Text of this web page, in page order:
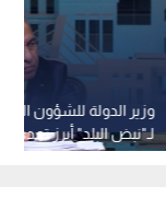
وزير الدولة للشؤون
لـ"نبض البلد" أبرز
الملكية العقارية" -فيديو